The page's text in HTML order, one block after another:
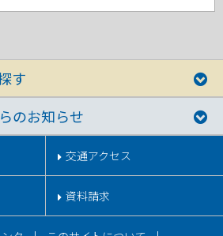
す
のお知らせ
交通アクセス
資料請求